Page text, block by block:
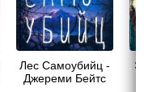
Лес Самоубийц -
Джереми Бейтс